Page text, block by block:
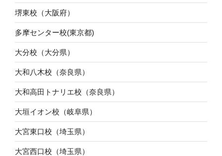
堺東校（大阪府）
多摩センター校(東京都)
大分校（大分県）
大和八木校（奈良県）
大和高田トナリエ校（奈良県）
大垣イオン校（岐阜県）
大宮東口校（埼玉県）
大宮西口校（埼玉県）